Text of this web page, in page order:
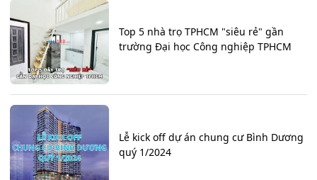
Top 5 nhà trọ TPHCM "siêu rẻ" gần
trường Đại học Công nghiệp TPHCM
Lễ kick off dự án chung cư Bình Dương
quý 1/2024